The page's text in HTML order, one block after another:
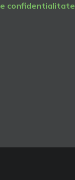
confidentialitate